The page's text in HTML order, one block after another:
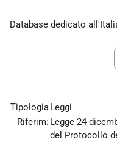
Database dedicato
Tipologia Leggi
Riferim: Legge 24
del Protocollo